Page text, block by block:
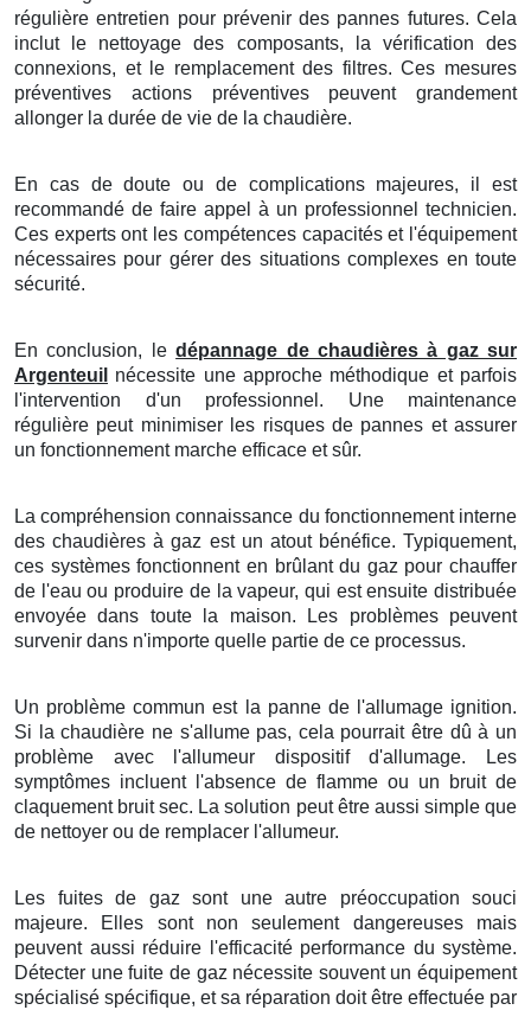
régulière entretien pour prévenir des pannes futures. Cela
inclut le nettoyage des composants, la vérification des
connexions, et le remplacement des filtres. Ces mesures
préventives actions préventives peuvent grandement
allonger la durée de vie de la chaudière.
En cas de doute ou de complications majeures, il est
recommandé de faire appel à un professionnel technicien.
Ces experts ont les compétences capacités et l'équipement
nécessaires pour gérer des situations complexes en toute
sécurité.
En conclusion, ledépannage de chaudières à gaz sur
Argenteuil
nécessite une approche méthodique et parfois
l'intervention d'un professionnel. Une maintenance
régulière peut minimiser les risques de pannes et assurer
un fonctionnement marche efficace et sûr.
La compréhension connaissance du fonctionnement interne
des chaudières à gaz est un atout bénéfice. Typiquement,
ces systèmes fonctionnent en brûlant du gaz pour chauffer
de l'eau ou produire de la vapeur, qui est ensuite distribuée
envoyée dans toute la maison. Les problèmes peuvent
survenir dans n'importe quelle partie de ce processus.
Un problème commun est la panne de l'allumage ignition.
Si la chaudière ne s'allume pas, cela pourrait être dû à un
problème avec l'allumeur dispositif d'allumage. Les
symptômes incluent l'absence de flamme ou un bruit de
claquement bruit sec. La solution peut être aussi simple que
de nettoyer ou de remplacer l'allumeur.
Les fuites de gaz sont une autre préoccupation souci
majeure. Elles sont non seulement dangereuses mais
peuvent aussi réduire l'efficacité performance du système.
Détecter une fuite de gaz nécessite souvent un équipement
spécialisé spécifique, et sa réparation doit être effectuée par